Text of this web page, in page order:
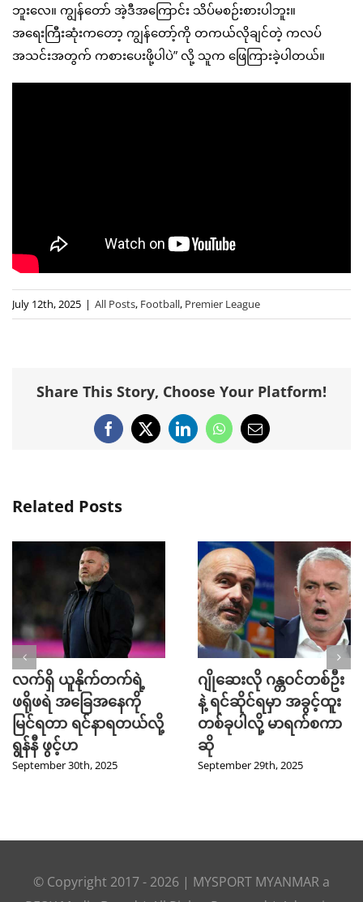
ဘူးလေ။ ကျွန်တော် အဲ့ဒီအကြောင်း သိပ်မစဉ်းစားပါဘူး။
အရေးကြီးဆုံးကတော့ ကျွန်တော့်ကို တကယ်လိုချင်တဲ့ ကလပ်
အသင်းအတွက် ကစားပေးဖို့ပါပဲ” လို့ သူက ဖြေကြားခဲ့ပါတယ်။
July 12th, 2025 | All Posts, Football, Premier League
Share This Story, Choose Your Platform!
Facebook
X LinkedInWhatsApp
Email
Related Posts
လက်ရှိ ယူနိုက်တက်ရဲ့
ဖရိုဖရဲ အခြေအနေကို
မြင်ရတာ ရင်နာရတယ်လို့
ရွန်နီ ဖွင့်ဟ
September 30th, 2025
ဂျိုဆေးလို ဂန္တဝင်တစ်ဦး
နဲ့ ရင်ဆိုင်ရမှာ အခွင့်ထူး
တစ်ခုပါလို့ မာရက်စကာ
ဆို
September 29th, 2025
© Copyright 2017 - 2026 | MYSPORT MYANMAR a